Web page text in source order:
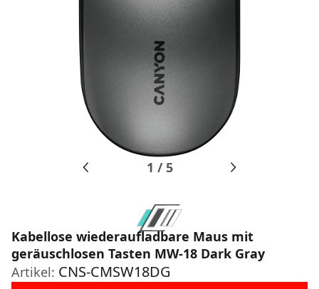
1 / 5
Kabellose wiederaufladbare Maus mit
geräuschlosen Tasten MW-18 Dark Gray
Artikel: CNS-CMSW18DG